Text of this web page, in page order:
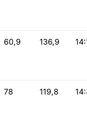
60,9 136,9
78 119,8